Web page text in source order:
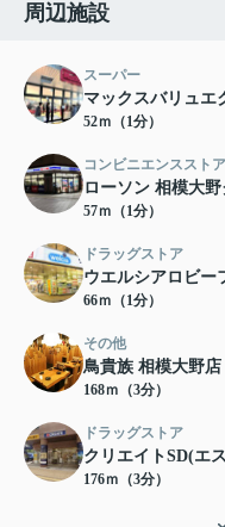
周辺施設
スーパー
マックスバリュエ
52ｍ（1分）
コンビニエンスストア
ローソン 相模大
57ｍ（1分）
ドラッグストア
ウエルシアロビー
66ｍ（1分）
その他
鳥貴族 相模大野店
168ｍ（3分）
ドラッグストア
クリエイトSD(エ
176ｍ（3分）